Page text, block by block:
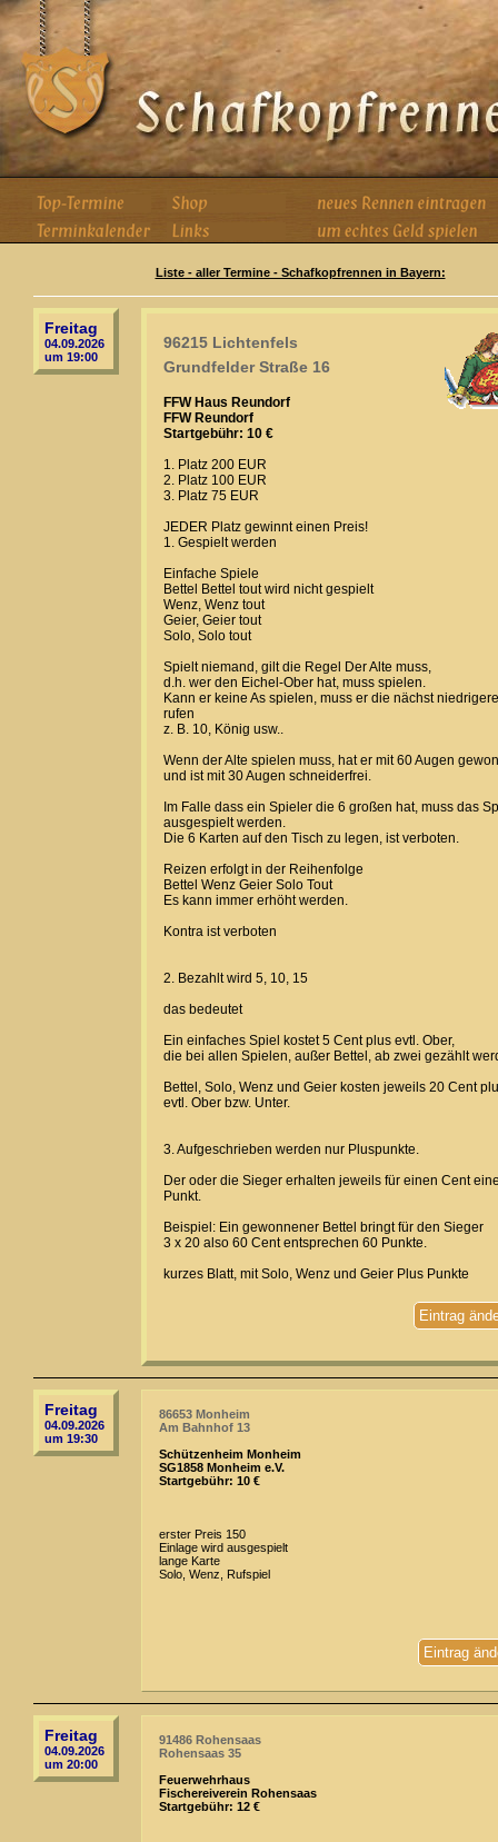
Liste - aller Termine - Schafkopfrennen in Bayern:
Freitag
04.09.2026
um 19:00
96215 Lichtenfels
Grundfelder Straße 16
FFW Haus Reundorf
FFW Reundorf
Startgebühr: 10 €
1. Platz 200 EUR
2. Platz 100 EUR
3. Platz 75 EUR
JEDER Platz gewinnt einen Preis!
1. Gespielt werden
Einfache Spiele
Bettel Bettel tout wird nicht gespielt
Wenz, Wenz tout
Geier, Geier tout
Solo, Solo tout
Spielt niemand, gilt die Regel Der Alte muss,
d.h. wer den Eichel-Ober hat, muss spielen.
Kann er keine As spielen, muss er die nächst niedrigere
rufen
z. B. 10, König usw..
Wenn der Alte spielen muss, hat er mit 60 Augen
und ist mit 30 Augen schneiderfrei.
Im Falle dass ein Spieler die 6 großen hat, muss das
ausgespielt werden.
Die 6 Karten auf den Tisch zu legen, ist verboten.
Reizen erfolgt in der Reihenfolge
Bettel Wenz Geier Solo Tout
Es kann immer erhöht werden.
Kontra ist verboten
2. Bezahlt wird 5, 10, 15
das bedeutet
Ein einfaches Spiel kostet 5 Cent plus evtl. Ober,
die bei allen Spielen, außer Bettel, ab zwei gezählt
Bettel, Solo, Wenz und Geier kosten jeweils 20 Cent
evtl. Ober bzw. Unter.
3. Aufgeschrieben werden nur Pluspunkte.
Der oder die Sieger erhalten jeweils für einen Cent
Punkt.
Beispiel: Ein gewonnener Bettel bringt für den Sieger
3 x 20 also 60 Cent entsprechen 60 Punkte.
kurzes Blatt, mit Solo, Wenz und Geier Plus Punkte
Eintrag
Freitag
04.09.2026
um 19:30
86653 Monheim
Am Bahnhof 13
Schützenheim Monheim
SG1858 Monheim e.V.
Startgebühr: 10 €
erster Preis 150
Einlage wird ausgespielt
lange Karte
Solo, Wenz, Rufspiel
Eintrag
Freitag
04.09.2026
um 20:00
91486 Rohensaas
Rohensaas 35
Feuerwehrhaus
Fischereiverein Rohensaas
Startgebühr: 12 €